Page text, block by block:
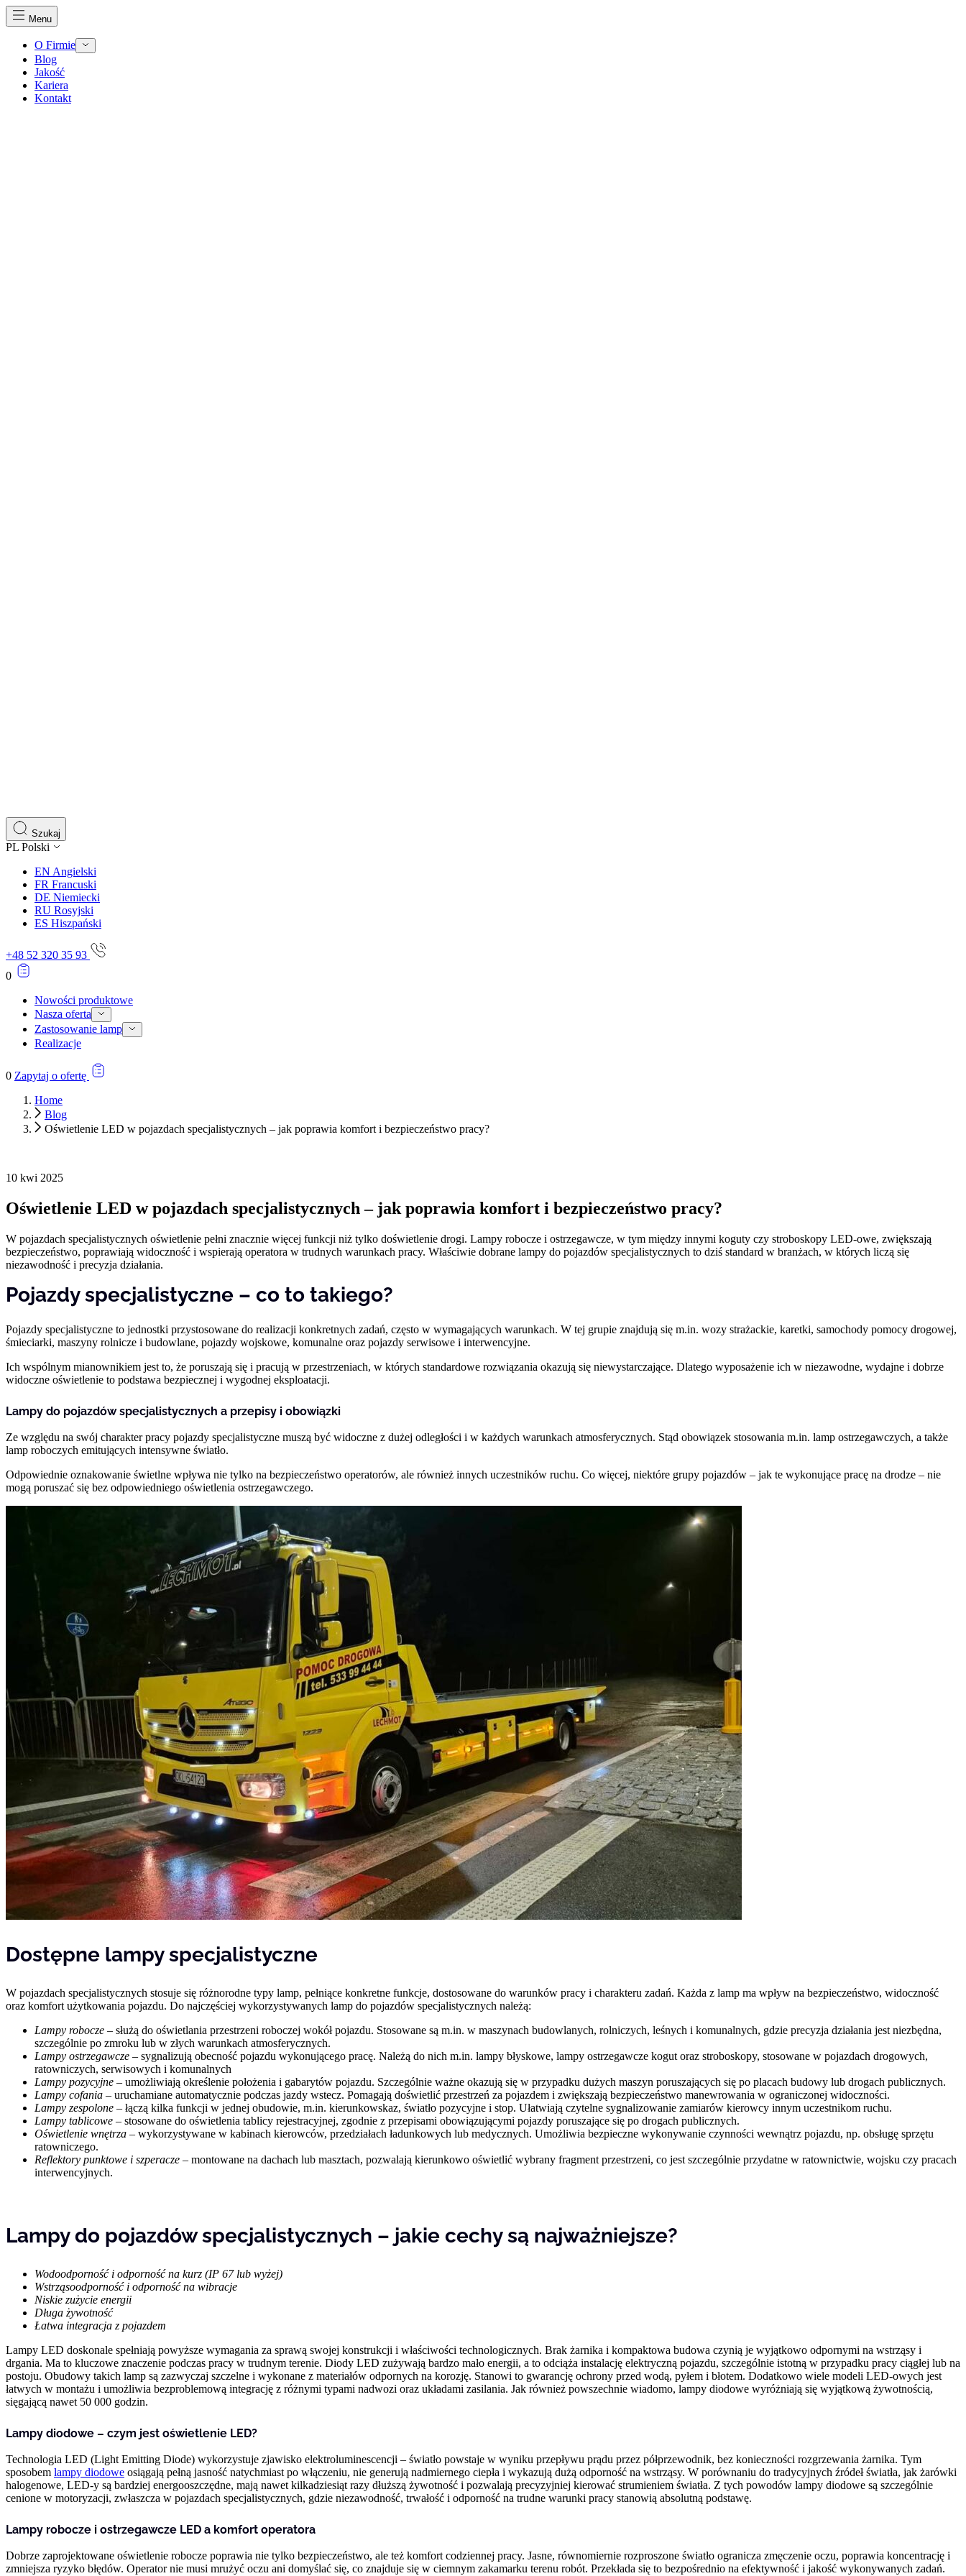
Menu
O Firmie
Blog
Jakość
Kariera
Kontakt
Szukaj
PL Polski
EN Angielski
FR Francuski
DE Niemiecki
RU Rosyjski
ES Hiszpański
+48 52 320 35 93
0
Nowości produktowe
Nasza oferta
Zastosowanie lamp
Realizacje
0 Zapytaj o ofertę
Home
Blog
Oświetlenie LED w pojazdach specjalistycznych – jak poprawia komfort i bezpieczeństwo pracy?
10 kwi 2025
Oświetlenie LED w pojazdach specjalistycznych – jak poprawia komfort i bezpieczeństwo pracy?
W pojazdach specjalistycznych oświetlenie pełni znacznie więcej funkcji niż tylko doświetlenie drogi. Lampy robocze i ostrzegawcze, w tym między innymi koguty czy stroboskopy LED-owe, zwiększają
bezpieczeństwo, poprawiają widoczność i wspierają operatora w trudnych warunkach pracy. Właściwie dobrane lampy do pojazdów specjalistycznych to dziś standard w branżach, w których liczą się
niezawodność i precyzja działania.
Pojazdy specjalistyczne – co to takiego?
Pojazdy specjalistyczne to jednostki przystosowane do realizacji konkretnych zadań, często w wymagających warunkach. W tej grupie znajdują się m.in. wozy strażackie, karetki, samochody pomocy drogowej,
śmieciarki, maszyny rolnicze i budowlane, pojazdy wojskowe, komunalne oraz pojazdy serwisowe i interwencyjne.
Ich wspólnym mianownikiem jest to, że poruszają się i pracują w przestrzeniach, w których standardowe rozwiązania okazują się niewystarczające. Dlatego wyposażenie ich w niezawodne, wydajne i dobrze
widoczne oświetlenie to podstawa bezpiecznej i wygodnej eksploatacji.
Lampy do pojazdów specjalistycznych a przepisy i obowiązki
Ze względu na swój charakter pracy pojazdy specjalistyczne muszą być widoczne z dużej odległości i w każdych warunkach atmosferycznych. Stąd obowiązek stosowania m.in. lamp ostrzegawczych, a także
lamp roboczych emitujących intensywne światło.
Odpowiednie oznakowanie świetlne wpływa nie tylko na bezpieczeństwo operatorów, ale również innych uczestników ruchu. Co więcej, niektóre grupy pojazdów – jak te wykonujące pracę na drodze – nie
mogą poruszać się bez odpowiedniego oświetlenia ostrzegawczego.
Dostępne lampy specjalistyczne
W pojazdach specjalistycznych stosuje się różnorodne typy lamp, pełniące konkretne funkcje, dostosowane do warunków pracy i charakteru zadań. Każda z lamp ma wpływ na bezpieczeństwo, widoczność
oraz komfort użytkowania pojazdu. Do najczęściej wykorzystywanych lamp do pojazdów specjalistycznych należą:
Lampy robocze – służą do oświetlania przestrzeni roboczej wokół pojazdu. Stosowane są m.in. w maszynach budowlanych, rolniczych, leśnych i komunalnych, gdzie precyzja działania jest niezbędna,
szczególnie po zmroku lub w złych warunkach atmosferycznych.
Lampy ostrzegawcze – sygnalizują obecność pojazdu wykonującego pracę. Należą do nich m.in. lampy błyskowe, lampy ostrzegawcze kogut oraz stroboskopy, stosowane w pojazdach drogowych,
ratowniczych, serwisowych i komunalnych
Lampy pozycyjne – umożliwiają określenie położenia i gabarytów pojazdu. Szczególnie ważne okazują się w przypadku dużych maszyn poruszających się po placach budowy lub drogach publicznych.
Lampy cofania – uruchamiane automatycznie podczas jazdy wstecz. Pomagają doświetlić przestrzeń za pojazdem i zwiększają bezpieczeństwo manewrowania w ograniczonej widoczności.
Lampy zespolone – łączą kilka funkcji w jednej obudowie, m.in. kierunkowskaz, światło pozycyjne i stop. Ułatwiają czytelne sygnalizowanie zamiarów kierowcy innym uczestnikom ruchu.
Lampy tablicowe – stosowane do oświetlenia tablicy rejestracyjnej, zgodnie z przepisami obowiązującymi pojazdy poruszające się po drogach publicznych.
Oświetlenie wnętrza – wykorzystywane w kabinach kierowców, przedziałach ładunkowych lub medycznych. Umożliwia bezpieczne wykonywanie czynności wewnątrz pojazdu, np. obsługę sprzętu
ratowniczego.
Reflektory punktowe i szperacze – montowane na dachach lub masztach, pozwalają kierunkowo oświetlić wybrany fragment przestrzeni, co jest szczególnie przydatne w ratownictwie, wojsku czy pracach
interwencyjnych.
Lampy do pojazdów specjalistycznych – jakie cechy są najważniejsze?
Wodoodporność i odporność na kurz (IP 67 lub wyżej)
Wstrząsoodporność i odporność na wibracje
Niskie zużycie energii
Długa żywotność
Łatwa integracja z pojazdem
Lampy LED doskonale spełniają powyższe wymagania za sprawą swojej konstrukcji i właściwości technologicznych. Brak żarnika i kompaktowa budowa czynią je wyjątkowo odpornymi na wstrząsy i
drgania. Ma to kluczowe znaczenie podczas pracy w trudnym terenie. Diody LED zużywają bardzo mało energii, a to odciąża instalację elektryczną pojazdu, szczególnie istotną w przypadku pracy ciągłej lub na
postoju. Obudowy takich lamp są zazwyczaj szczelne i wykonane z materiałów odpornych na korozję. Stanowi to gwarancję ochrony przed wodą, pyłem i błotem. Dodatkowo wiele modeli LED-owych jest
łatwych w montażu i umożliwia bezproblemową integrację z różnymi typami nadwozi oraz układami zasilania. Jak również powszechnie wiadomo, lampy diodowe wyróżniają się wyjątkową żywotnością,
sięgającą nawet 50 000 godzin.
Lampy diodowe – czym jest oświetlenie LED?
Technologia LED (Light Emitting Diode) wykorzystuje zjawisko elektroluminescencji – światło powstaje w wyniku przepływu prądu przez półprzewodnik, bez konieczności rozgrzewania żarnika. Tym
sposobem lampy diodowe osiągają pełną jasność natychmiast po włączeniu, nie generują nadmiernego ciepła i wykazują dużą odporność na wstrząsy. W porównaniu do tradycyjnych źródeł światła, jak żarówki
halogenowe, LED-y są bardziej energooszczędne, mają nawet kilkadziesiąt razy dłuższą żywotność i pozwalają precyzyjniej kierować strumieniem światła. Z tych powodów lampy diodowe są szczególnie
cenione w motoryzacji, zwłaszcza w pojazdach specjalistycznych, gdzie niezawodność, trwałość i odporność na trudne warunki pracy stanowią absolutną podstawę.
Lampy robocze i ostrzegawcze LED a komfort operatora
Dobrze zaprojektowane oświetlenie robocze poprawia nie tylko bezpieczeństwo, ale też komfort codziennej pracy. Jasne, równomiernie rozproszone światło ogranicza zmęczenie oczu, poprawia koncentrację i
zmniejsza ryzyko błędów. Operator nie musi mrużyć oczu ani domyślać się, co znajduje się w ciemnym zakamarku terenu robót. Przekłada się to bezpośrednio na efektywność i jakość wykonywanych zadań.
Wykorzystujemy pliki cookie do spersonalizowania treści i reklam, aby oferować funkcje społecznościowe i analizować ruch w naszej
Partnerzy mogą połączyć te informacje z innymi danymi otrzymanymi od Ciebie lub uzyskanymi podczas korzystania z ich usług.
Niezbędne
Niezbędne pliki cookie mają kluczowe znaczenie dla podstawowych funkcji witryny i witryna nie będzie działać w zamierzony sposób bez
nich. Te pliki cookie nie przechowują żadnych danych umożliwiających identyfikację osoby.
Preferencje
Pliki cookie dotyczące preferencji umożliwiają stronie zapamiętanie informacji, które zmieniają wygląd lub funkcjonowanie strony, np.
preferowany język lub region, w którym znajduje się użytkownik.
Statystyczne pliki cookie pomagają właścicielem stron internetowych zrozumieć, w jaki sposób różni użytkownicy zachowują się na stronie,
gromadząc i zgłaszając anonimowe informacje.
Marketing
Marketingowe pliki cookie stosowane są w celu śledzenia użytkowników na stronach internetowych. Celem jest wyświetlanie reklam, które są
istotne i interesujące dla poszczególnych użytkowników i tym samym bardziej cenne dla wydawców i reklamodawców strony trzeciej.
Nieklasyfikowane
Nieklasyfikowane pliki cookie, to pliki, które są w procesie klasyfikowania, wraz z dostawcami poszczególnych ciasteczek.
Odrzuć Zapisz moje preferencje Akceptuj wszystko